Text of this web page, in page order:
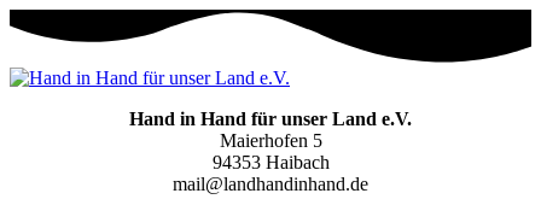
Hand in Hand für unser Land e.V.
Maierhofen 5
94353 Haibach
mail@landhandinhand.de